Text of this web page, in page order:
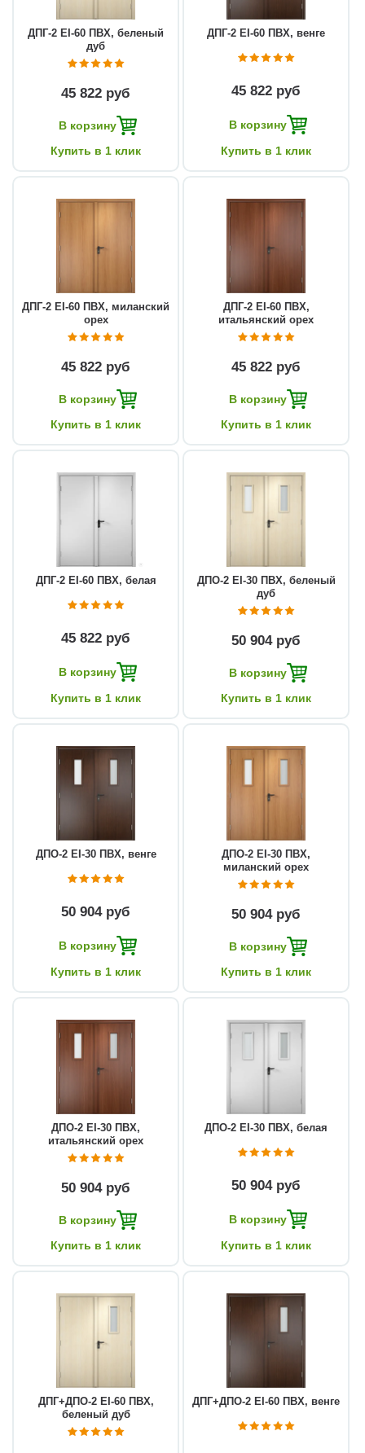
ДПГ-2 EI-60 ПВХ, беленый
дуб
45 822 руб
В корзину
Купить в 1 клик
ДПГ-2 EI-60 ПВХ, венге
45 822 руб
В корзину
Купить в 1 клик
ДПГ-2 EI-60 ПВХ, миланский
орех
45 822 руб
В корзину
Купить в 1 клик
ДПГ-2 EI-60 ПВХ,
итальянский орех
45 822 руб
В корзину
Купить в 1 клик
ДПГ-2 EI-60 ПВХ, белая
45 822 руб
В корзину
Купить в 1 клик
ДПО-2 EI-30 ПВХ, беленый
дуб
50 904 руб
В корзину
Купить в 1 клик
ДПО-2 EI-30 ПВХ, венге
50 904 руб
В корзину
Купить в 1 клик
ДПО-2 EI-30 ПВХ,
миланский орех
50 904 руб
В корзину
Купить в 1 клик
ДПО-2 EI-30 ПВХ,
итальянский орех
50 904 руб
В корзину
Купить в 1 клик
ДПО-2 EI-30 ПВХ, белая
50 904 руб
В корзину
Купить в 1 клик
ДПГ+ДПО-2 EI-60 ПВХ,
беленый дуб
ДПГ+ДПО-2 EI-60 ПВХ, венге